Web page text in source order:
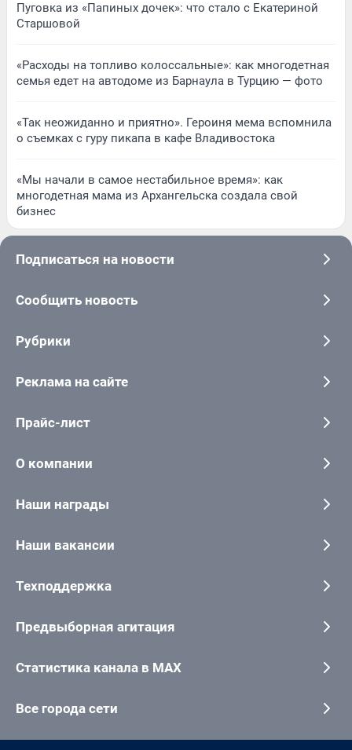
Пуговка из «Папиных дочек»: что стало с Екатериной
Старшовой
«Расходы на топливо колоссальные»: как многодетная
семья едет на автодоме из Барнаула в Турцию — фото
«Так неожиданно и приятно». Героиня мема вспомнила
о съемках с гуру пикапа в кафе Владивостока
«Мы начали в самое нестабильное время»: как
многодетная мама из Архангельска создала свой
бизнес
Подписаться на новости
Сообщить новость
Рубрики
Реклама на сайте
Прайс-лист
О компании
Наши награды
Наши вакансии
Техподдержка
Предвыборная агитация
Статистика канала в MAX
Все города сети